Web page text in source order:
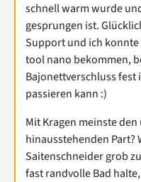
schnell warm wurde
gesprungen ist.
Support und ich
tool nano bekommen,
Bajonettverschluss
passieren kann :)
Mit Kragen meinste
hinausstehenden Part?
Saitenschneider grob
fast randvolle Bad